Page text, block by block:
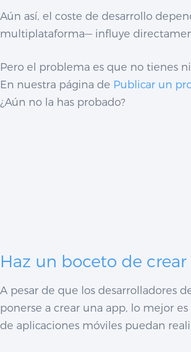
Aún así, el coste de desarrollo
multiplataforma— influye
Pero el problema es que no tienes
En nuestra página de Publicar un
¿Aún no la has probado?
Haz un boceto de
A pesar de que los desarrolladores
ponerse a crear una app, lo mejor
de aplicaciones móviles puedan